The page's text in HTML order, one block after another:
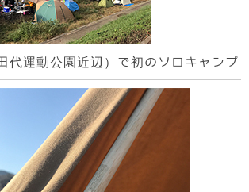
代運動公園近辺）で初のソロキャンプ